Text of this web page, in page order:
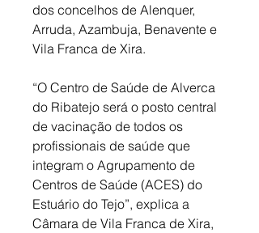
dos concelhos de Alenquer,
Arruda, Azambuja, Benavente e
Vila Franca de Xira.
“O Centro de Saúde de Alverca
do Ribatejo será o posto central
de vacinação de todos os
profissionais de saúde que
integram o Agrupamento de
Centros de Saúde (ACES) do
Estuário do Tejo”, explica a
Câmara de Vila Franca de Xira,